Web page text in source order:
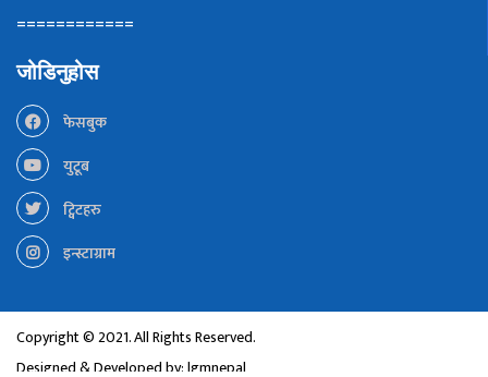
============
जोडिनुहोस
फेसबुक
युटूब
ट्विटहरु
इन्स्टाग्राम
Copyright © 2021. All Rights Reserved.
Designed & Developed by:lgmnepal